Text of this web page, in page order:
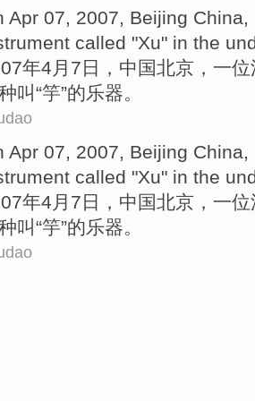
Apr 07, 2007, Beijing China,
called "Xu" in the
年4月7日， 中国北京 ， 一位
叫“竽”的乐器。
Apr 07, 2007, Beijing China
called "Xu" in the
年4月7日， 中国北京 ， 一位
叫“竽”的乐器 。